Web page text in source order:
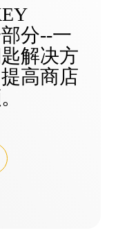
分--一
解决方
高商店